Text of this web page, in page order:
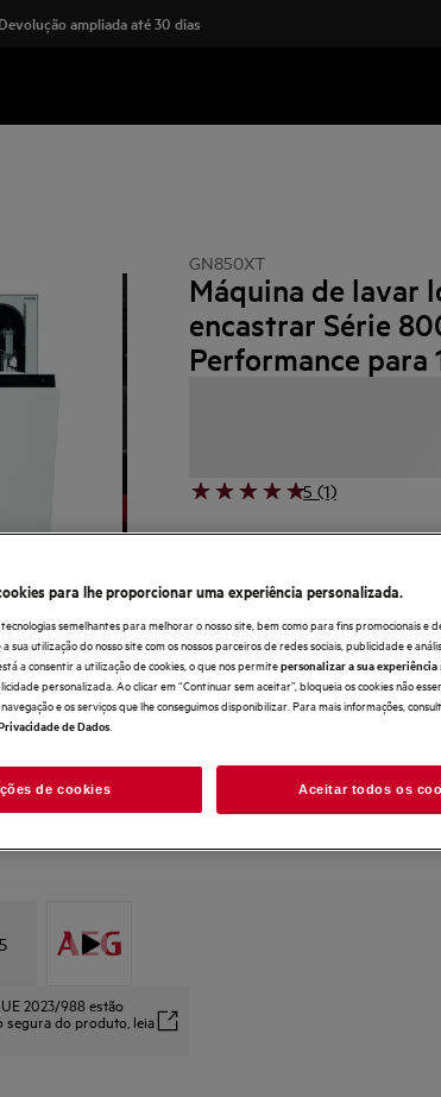
Devolução ampliada até 30 dias
2023/988 estão
segura do produto, leia
GN850XT
Máquina de lavar
encastrar Série
Performance para
5 (1)
Limpeza potente e eficiente, mesmo
SatelliteClean® Pro remove
Cestos EasyFlex Plus
para lhe proporcionar uma experiência personalizada.
semelhantes para melhorar o nosso site, bem como para fins promocionais e
sua utilização do nosso site com os nossos parceiros de redes sociais, publicidade e
a consentir a utilização de cookies, o que nos permitepersonalizar a sua experiência
personalizada. Ao clicar em “Continuar sem aceitar”, bloqueia os cookies não
e os serviços que lhe conseguimos disponibilizar. Para mais informações,
de Dados
de cookies Aceitar todos os